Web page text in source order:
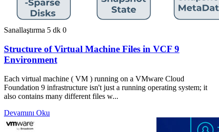
Sanallaştırma 5 dk 0
Structure of Virtual Machine Files in VCF 9
Environment
Each virtual machine ( VM ) running on a VMware Cloud
Foundation 9 infrastructure isn't just a running operating system; it
also contains many different files w...
Devamını Oku